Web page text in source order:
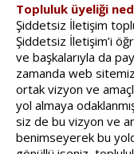
Topluluk üyeliği
Şiddetsiz İletişim
Şiddetsiz İletişim’i
ve başkalarıyla da
zamanda web
ortak vizyon ve
yol almaya
siz de bu vizyon ve
benimseyerek bu